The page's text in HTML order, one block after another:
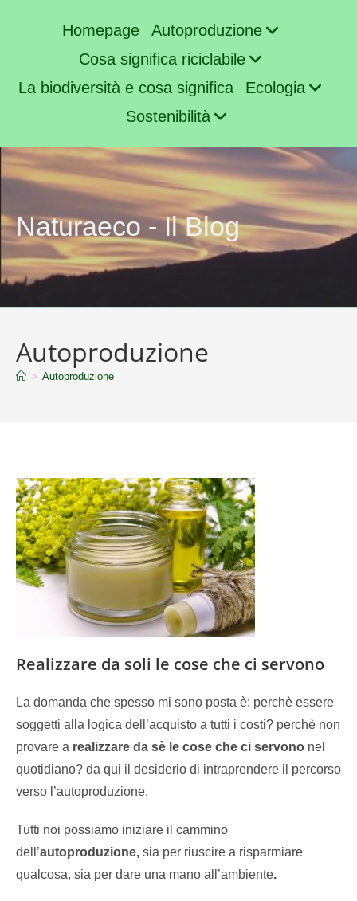
Homepage
Autoproduzione
Cosa significa riciclabile
La biodiversità e cosa significa
Ecologia
Sostenibilità
Naturaeco - Il Blog
Autoproduzione
> Autoproduzione
Realizzare da soli le cose che ci servono
La domanda che spesso mi sono posta è: perchè essere
soggetti alla logica dell’acquisto a tutti i costi? perchè non
provare a realizzare da sè le cose che ci servono nel
quotidiano? da qui il desiderio di intraprendere il percorso
verso l’autoproduzione.
Tutti noi possiamo iniziare il cammino
dell’autoproduzione, sia per riuscire a risparmiare
qualcosa, sia per dare una mano all’ambiente.